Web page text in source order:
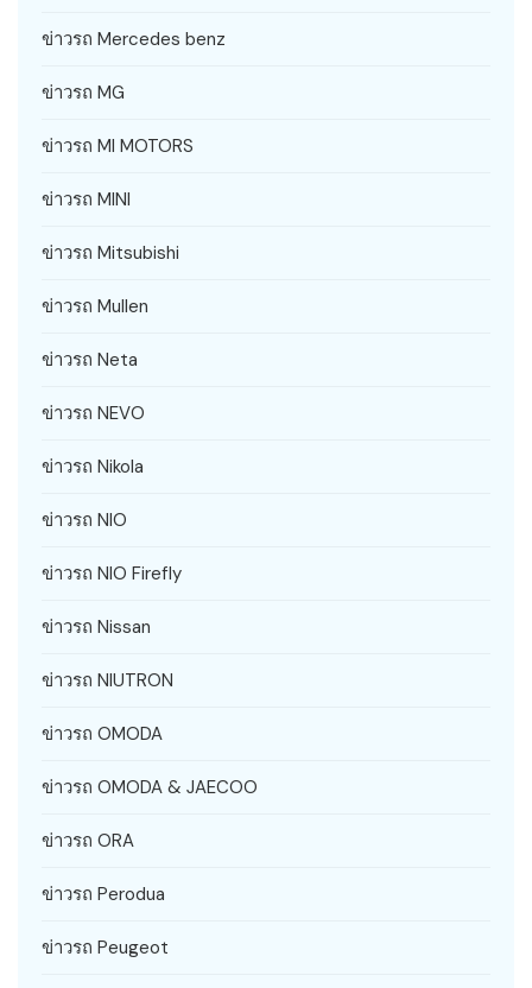
ข่าวรถ Mercedes benz
ข่าวรถ MG
ข่าวรถ MI MOTORS
ข่าวรถ MINI
ข่าวรถ Mitsubishi
ข่าวรถ Mullen
ข่าวรถ Neta
ข่าวรถ NEVO
ข่าวรถ Nikola
ข่าวรถ NIO
ข่าวรถ NIO Firefly
ข่าวรถ Nissan
ข่าวรถ NIUTRON
ข่าวรถ OMODA
ข่าวรถ OMODA & JAECOO
ข่าวรถ ORA
ข่าวรถ Perodua
ข่าวรถ Peugeot